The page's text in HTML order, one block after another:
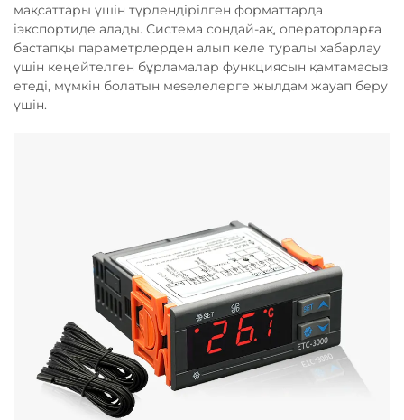
мақсаттары үшін түрлендірілген форматтарда
іэкспортиде алады. Система сондай-ақ, операторларға
бастапқы параметрлерден алып келе туралы хабарлау
үшін кеңейтелген бұрламалар функциясын қамтамасыз
етеді, мүмкін болатын мeseлелерге жылдам жауап беру
үшін.